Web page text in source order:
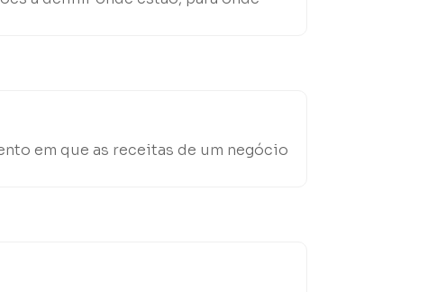
em que as receitas de um negócio